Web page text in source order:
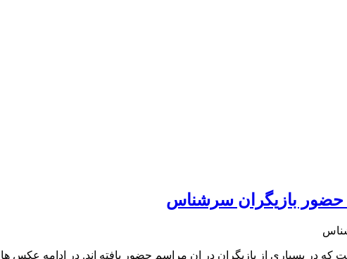
حضور بازیگران سرشناس
در بسیاری از بازیگران در ان مراسم حضور یافته اند. در ادامه عکس